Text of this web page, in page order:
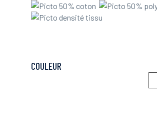
COULEUR